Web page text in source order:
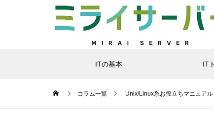
ITの基本 IT
コラム一覧 Unix/Linux系お役立ちマニュアル